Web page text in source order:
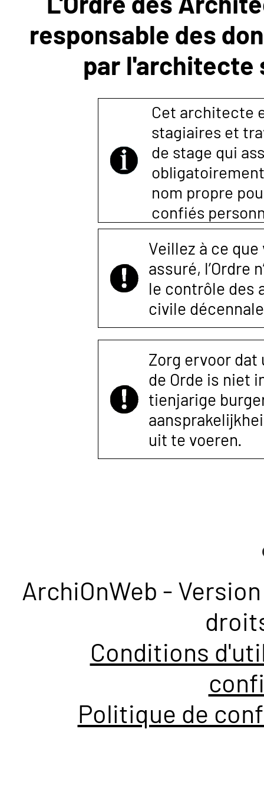
NOUS
CONTACTER
responsable des
par l'architecte
Cet architecte
stagiaires et
de stage qui
nom propre
confiés
Veillez à ce
assuré, l’Ordre
le contrôle des
civile
Zorg ervoor
de Orde is niet
tienjarige
uit te voeren.
ArchiOnWeb -
Conditions
Politique de